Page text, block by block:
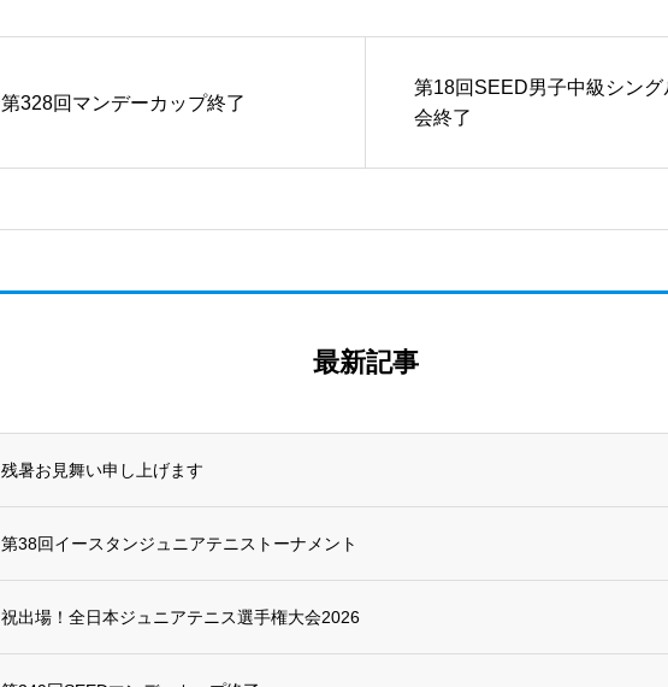
第328回マンデーカップ終了
第18回SEED男子中級シング
会終了
最新記事
残暑お見舞い申し上げます
第38回イースタンジュニアテニストーナメント
祝出場！全日本ジュニアテニス選手権大会2026